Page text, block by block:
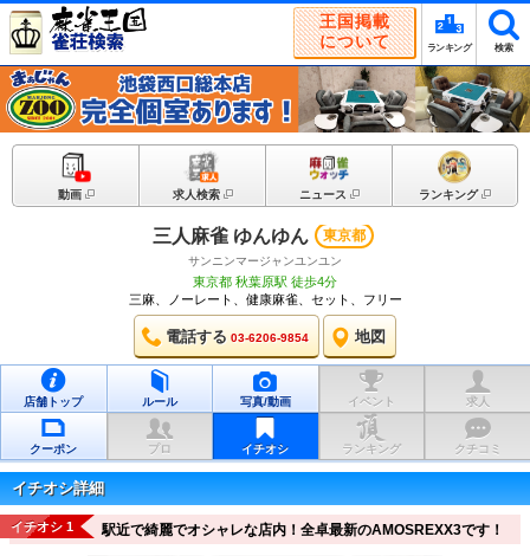
王国掲載
について
ランキング 検索
動画 求人検索 ニュース ランキング
三人麻雀 ゆんゆん 東京都
サンニンマージャンユンユン
東京都 秋葉原駅 徒歩4分
三麻、ノーレート、健康麻雀、セット、フリー
電話する 03-6206-9854 地図
店舗トップ ルール 写真/動画 イベント 求人
クーポン プロ イチオシ ランキング クチコミ
イチオシ詳細
イチオシ 1 駅近で綺麗でオシャレな店内！全卓最新のAMOSREXX3です！